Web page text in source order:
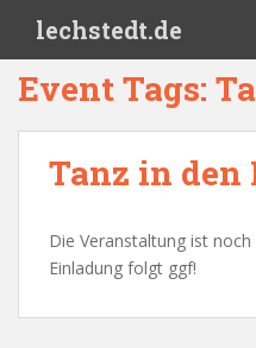
lechstedt.de
Event Tags:
Tanz in den
Die Veranstaltung ist
Einladung folgt ggf!